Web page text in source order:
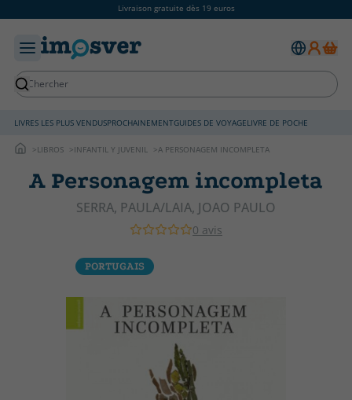
Livraison gratuite dès 19 euros
LIVRES LES PLUS VENDUSPROCHAINEMENTGUIDES DE VOYAGELIVRE DE POCHE
LIBROS INFANTIL Y JUVENIL A PERSONAGEM INCOMPLETA
A Personagem incompleta
SERRA, PAULA/LAIA, JOAO PAULO
0 avis
PORTUGAIS